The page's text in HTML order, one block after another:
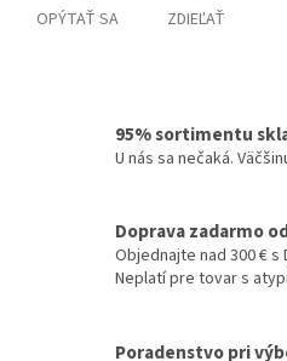
OPÝTAŤ SA ZDIEĽAŤ
95% sortimentu
U nás sa nečaká.
Doprava zadarmo
Objednajte nad 300 € s
Neplatí pre tovar s
Poradenstvo pri